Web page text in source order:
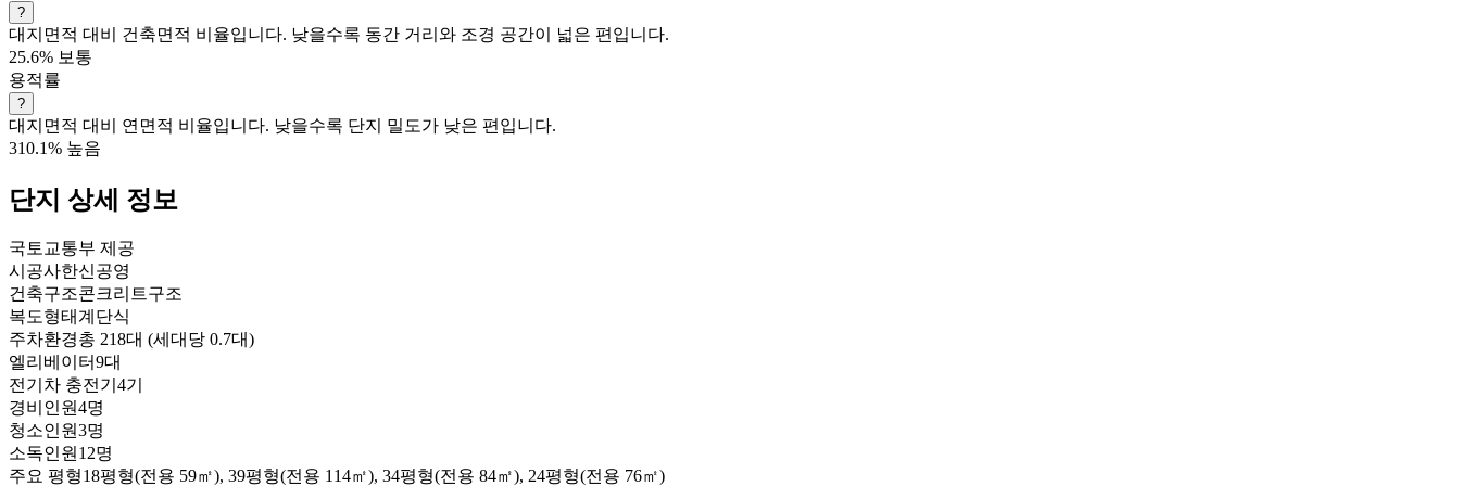
?
대지면적 대비 건축면적 비율입니다. 낮을수록 동간 거리와 조경 공간이 넓은 편입니다.
25.6% 보통
용적률
?
대지면적 대비 연면적 비율입니다. 낮을수록 단지 밀도가 낮은 편입니다.
310.1% 높음
단지 상세 정보
국토교통부 제공
시공사한신공영
건축구조콘크리트구조
복도형태계단식
주차환경총 218대 (세대당 0.7대)
엘리베이터9대
전기차 충전기 4기
경비인원4명
청소인원3명
소독인원12명
주요 평형18평형(전용 59㎡), 39평형(전용 114㎡), 34평형(전용 84㎡), 24평형(전용 76㎡)